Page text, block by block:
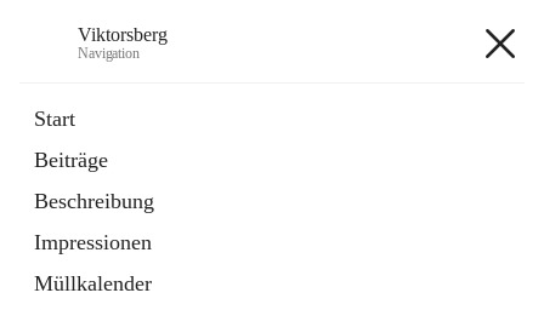
Viktorsberg
Navigation
Start
Beiträge
Beschreibung
Impressionen
Müllkalender
1 Schnellzugriff
Bürgerservice
10 Schnellzugriffe